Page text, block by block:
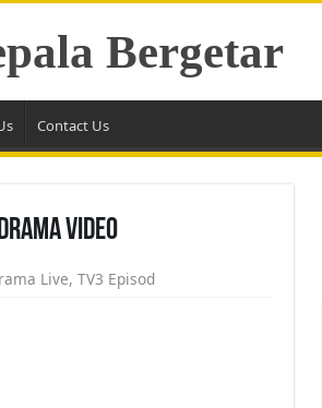
Bergetar
Contact Us
Video
Live, TV3 Episod